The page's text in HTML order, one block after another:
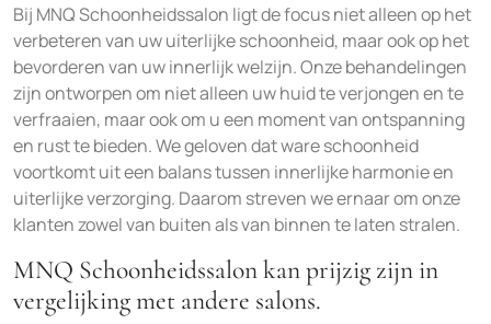
Bij MNQ Schoonheidssalon ligt de focus niet alleen op het
verbeteren van uw uiterlijke schoonheid, maar ook op het
bevorderen van uw innerlijk welzijn. Onze behandelingen
zijn ontworpen om niet alleen uw huid te verjongen en te
verfraaien, maar ook om u een moment van ontspanning
en rust te bieden. We geloven dat ware schoonheid
voortkomt uit een balans tussen innerlijke harmonie en
uiterlijke verzorging. Daarom streven we ernaar om onze
klanten zowel van buiten als van binnen te laten stralen.
MNQ Schoonheidssalon kan prijzig zijn in
vergelijking met andere salons.